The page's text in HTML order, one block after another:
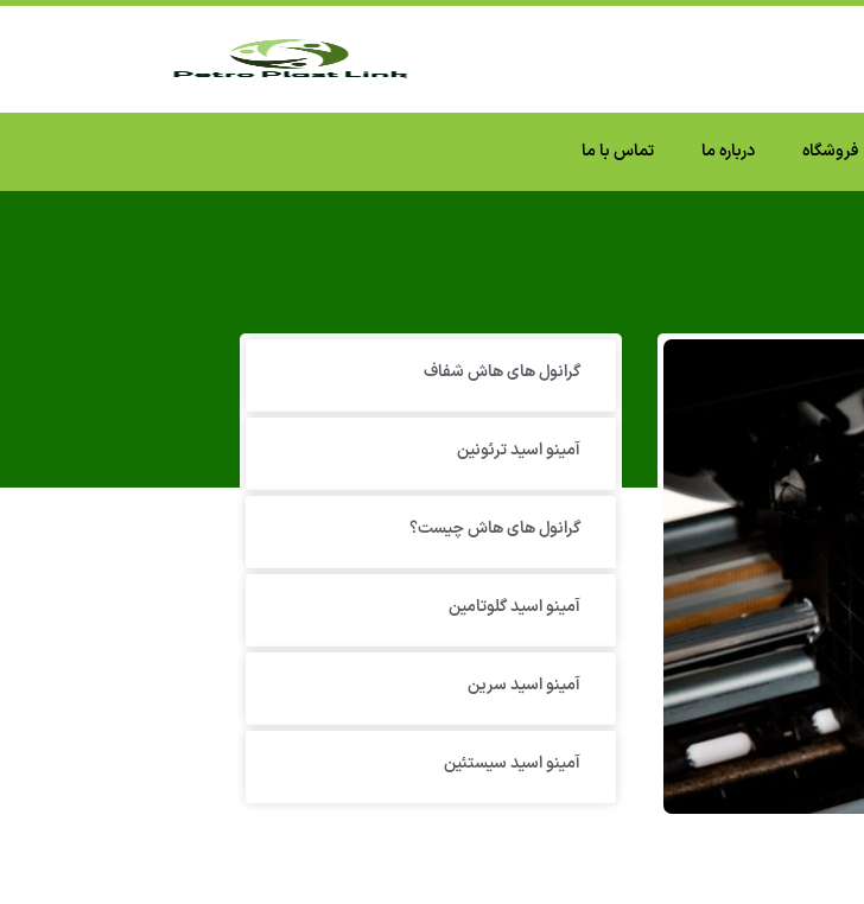
فروشگاه درباره ما تماس با ما
گرانول‌ های هاش شفاف
آمینو اسید ترئونین
گرانول های هاش چیست؟
آمینو اسید گلوتامین
آمینو اسید سرین
آمینو اسید سیستئین